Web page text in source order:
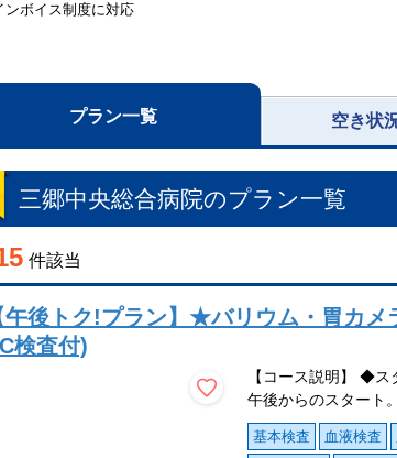
ンボイス制度に対応
プラン一覧 空き状
三郷中央総合病院のプラン一覧
件該当
午後トク!プラン】★バリウム・胃カ
検査付)
【コース説明】 ◆
午後からのスタート
基本検査 血液検査